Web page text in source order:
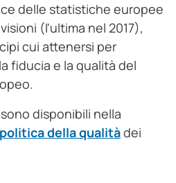
delle statistiche europee
(l'ultima nel 2017),
cui attenersi per
fiducia e la qualità del
disponibili nella
politica della qualitàdei